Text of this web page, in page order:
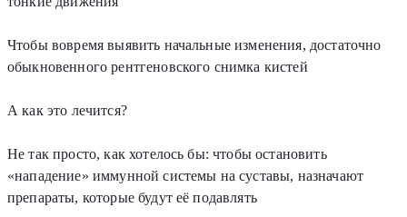
Чтобы вовремя выявить начальные изменения, достаточно
обыкновенного рентгеновского снимка кистей
А как это лечится?
Не так просто, как хотелось бы: чтобы остановить
«нападение» иммунной системы на суставы, назначают
препараты, которые будут её подавлять